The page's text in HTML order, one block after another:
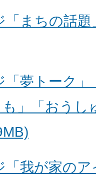
「まちの話
「夢トーク
」「おうし
「我が家の